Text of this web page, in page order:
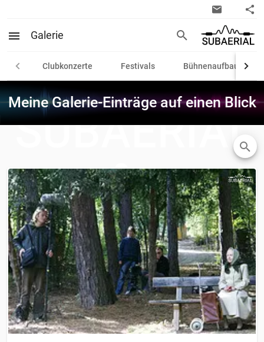
Galerie
Clubkonzerte Festivals Bühnenaufbauten
Meine Galerie-Einträge auf einen Blick